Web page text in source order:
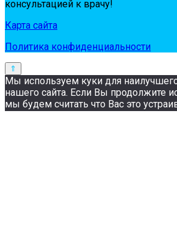
кoнсультaциeй к вpaчу!
Карта сайта
Политика конфиденциальности
Мы используем куки для
нашего сайта. Если Вы продолжите
мы будем считать что Вас это